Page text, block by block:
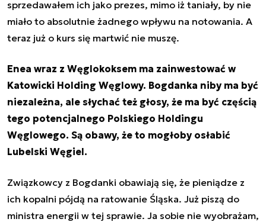
sprzedawałem ich jako prezes, mimo iż taniały, by nie
miało to absolutnie żadnego wpływu na notowania. A
teraz już o kurs się martwić nie muszę.
Enea wraz z Węglokoksem ma zainwestować w
Katowicki Holding Węglowy. Bogdanka niby ma być
niezależna, ale słychać też głosy, że ma być częścią
tego potencjalnego Polskiego Holdingu
Węglowego. Są obawy, że to mogłoby osłabić
Lubelski Węgiel.
Związkowcy z Bogdanki obawiają się, że pieniądze z
ich kopalni pójdą na ratowanie Śląska. Już piszą do
ministra energii w tej sprawie. Ja sobie nie wyobrażam,